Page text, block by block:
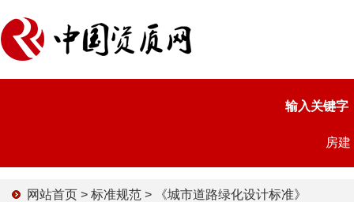
输入关键字
房建
网站首页 > 标准规范 > 《城市道路绿化设计标准》